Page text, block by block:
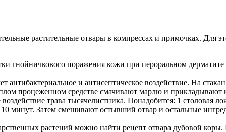
растительные отвары в компрессах и примочках. Для
гнойничкового поражения кожи при пероральном
и антисептическое воздействие. На
процеженном средстве смачивают марлю и
трава тысячелистника. Понадобится: 1 столовая
минут. Затем смешивают остывший отвар и остальные
растений можно найти рецепт отвара дубовой